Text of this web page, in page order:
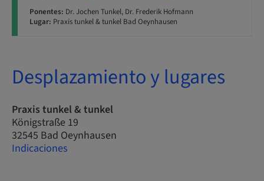
Ponentes: Dr. Jochen Tunkel, Dr. Frederik Hofmann
Lugar: Praxis tunkel & tunkel Bad Oeynhausen
Desplazamiento y lugares
Praxis tunkel & tunkel
Königstraße 19
32545 Bad Oeynhausen
Indicaciones